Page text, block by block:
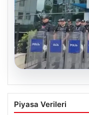
05.08.2026
Avcılar
şüpheli
Piyasa Verileri